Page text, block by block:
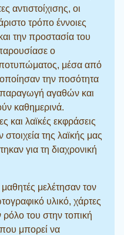
αντιστοίχισης, οι
τρόπο έννοιες
την προστασία του
ο
μέσα από
την ποσότητα
παραγωγή αγαθών και
καθημερινά.
και λαϊκές εκφράσεις
της λαϊκής μας
για τη διαχρονική
μελέτησαν τον
υλικό, χάρτες
ρόλο του στην τοπική
που μπορεί να